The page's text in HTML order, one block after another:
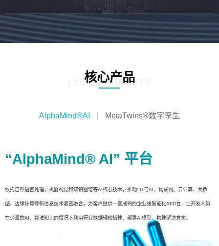
核心产品
CORE PRODUCTS
AlphaMind®AI MetaTwins®数字孪生
“AlphaMind® AI” 平台
依托自然语言处理，机器视觉和知识图谱等AI核心技术，推动5G与AI、物联网、云计算、大数
据、边缘计算等新信息技术紧密融合，为客户提供一套成熟的企业级智能化AI中台，让开发人员
在少量的AI、算法知识的情况下利用行业数据轻松搭建、部署AI模型，构建解决方案。